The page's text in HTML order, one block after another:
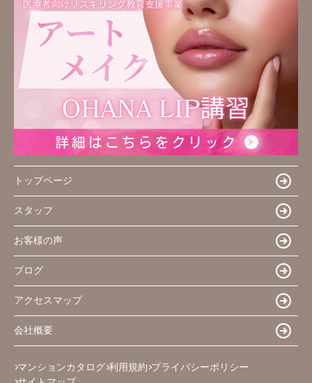
トップページ
スタッフ
お客様の声
ブログ
アクセスマップ
会社概要
マンションカタログ 利用規約 プライバシーポリシー